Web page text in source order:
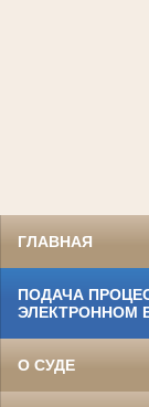
ГЛАВНАЯ
ПОДАЧА
ЭЛЕКТРОННОМ
О СУДЕ